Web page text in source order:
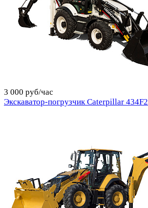
3 000 руб/час
Экскаватор-погрузчик Caterpillar 434F2